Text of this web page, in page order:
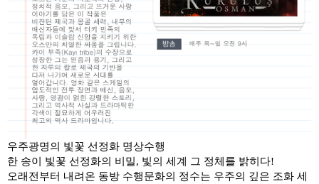
우주광명의 빛꽃 선정화 명상수행
한 송이 빛꽃 선정화의 비밀, 빛의 세계 그 정체를 밝히다!
오래전부터 내려온 동방 수행문화의 정수는 우주의 깊은 조화 세